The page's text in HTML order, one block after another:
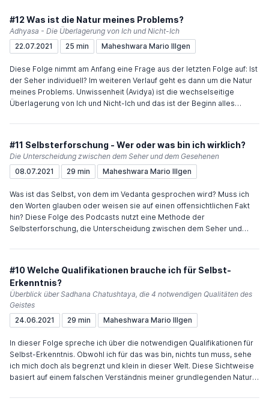
#12 Was ist die Natur meines Problems?
Adhyasa - Die Überlagerung von Ich und Nicht-Ich
22.07.2021
25 min Maheshwara Mario Illgen
Diese Folge nimmt am Anfang eine Frage aus der letzten Folge auf: Ist
der Seher individuell? Im weiteren Verlauf geht es dann um die Natur
meines Problems. Unwissenheit (Avidya) ist die wechselseitige
Überlagerung von Ich und Nicht-Ich und das ist der Beginn alles
#11 Selbsterforschung - Wer oder was bin ich wirklich?
Die Unterscheidung zwischen dem Seher und dem Gesehenen
08.07.2021
29 min Maheshwara Mario Illgen
Was ist das Selbst, von dem im Vedanta gesprochen wird? Muss ich
den Worten glauben oder weisen sie auf einen offensichtlichen Fakt
hin? Diese Folge des Podcasts nutzt eine Methode der
Selbsterforschung, die Unterscheidung zwischen dem Seher und
"Ich" zu nähern. Viel Freude und Inspiration wünscht Dir Maheshwara
#10 Welche Qualifikationen brauche ich für Selbst-
Erkenntnis?
Überblick über Sadhana Chatushtaya, die 4 notwendigen Qualitäten des
Geistes
24.06.2021
29 min Maheshwara Mario Illgen
In dieser Folge spreche ich über die notwendigen Qualifikationen für
Selbst-Erkenntnis. Obwohl ich für das was bin, nichts tun muss, sehe
ich mich doch als begrenzt und klein in dieser Welt. Diese Sichtweise
basiert auf einem falschen Verständnis meiner grundlegenden Natur
Selbst-Erkenntnis. Damit diese Erkenntnis in meinem Geist stattfinden